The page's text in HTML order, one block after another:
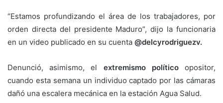
“Estamos profundizando el área de los trabajadores, por
orden directa del presidente Maduro”, dijo la funcionaria
en un video publicado en su cuenta @delcyrodriguezv.
Denunció, asimismo, el extremismo políticoopositor,
cuando esta semana un individuo captado por las cámaras
dañó una escalera mecánica en la estación Agua Salud.